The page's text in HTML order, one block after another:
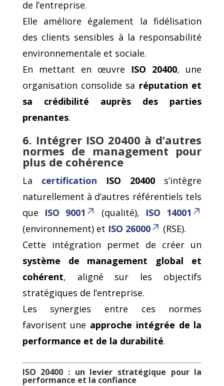
de l’entreprise.
Elle améliore également la fidélisation
des clients sensibles à la responsabilité
environnementale et sociale.
En mettant en œuvre ISO 20400, une
organisation consolide sa réputation et
sa crédibilité auprès des parties
prenantes.
6. Intégrer ISO 20400 à d’autres
normes de management pour
plus de cohérence
La certification ISO 20400 s’intègre
naturellement à d’autres référentiels tels
que ISO 9001 (qualité), ISO 14001
(environnement) et ISO 26000
(RSE).
Cette intégration permet de créer un
système de management global et
cohérent, aligné sur les objectifs
stratégiques de l’entreprise.
Les synergies entre ces normes
favorisent une approche intégrée de la
performance et de la durabilité.
ISO 20400 : un levier stratégique pour la
performance et la confiance